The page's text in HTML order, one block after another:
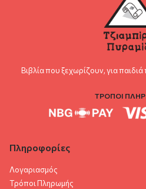
Βιβλία που ξεχωρίζουν, για
ΤΡΟΠΟΙ
Πληροφορίες
Λογαριασμός
Τρόποι Πληρωμής